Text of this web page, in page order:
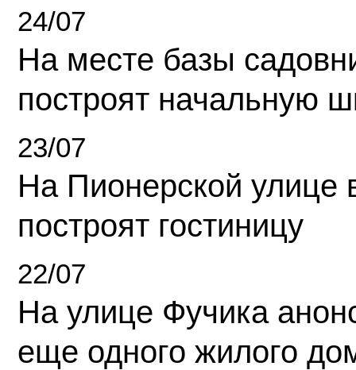
24/07
На месте базы
построят начальную
23/07
На Пионерской улице
построят гостиницу
22/07
На улице Фучика
еще одного жилого